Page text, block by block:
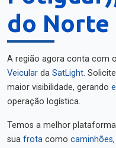
do Norte
A região agora conta com
Veicular da SatLight.
maior visibilidade, gerando
operação logística.
Temos a melhor
sua frota como caminhões,